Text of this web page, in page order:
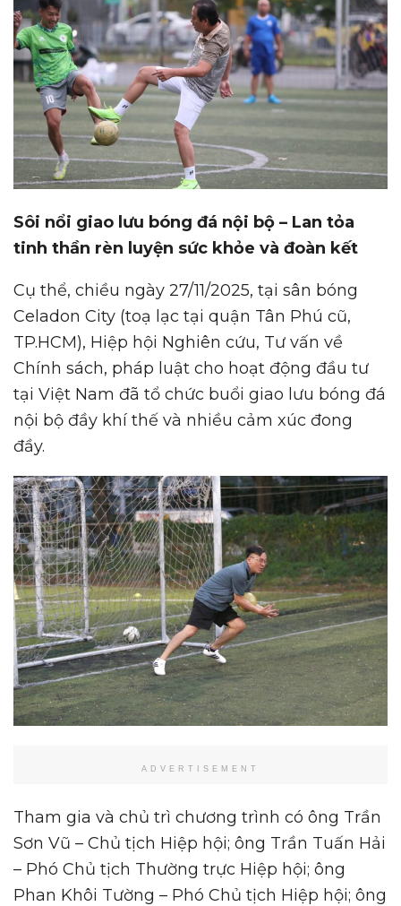
Sôi nổi giao lưu bóng đá nội bộ – Lan tỏa
tinh thần rèn luyện sức khỏe và đoàn kết
Cụ thể, chiều ngày 27/11/2025, tại sân bóng
Celadon City (toạ lạc tại quận Tân Phú cũ,
TP.HCM), Hiệp hội Nghiên cứu, Tư vấn về
Chính sách, pháp luật cho hoạt động đầu tư
tại Việt Nam đã tổ chức buổi giao lưu bóng đá
nội bộ đầy khí thế và nhiều cảm xúc đong
đầy.
ADVERTISEMENT
Tham gia và chủ trì chương trình có ông Trần
Sơn Vũ – Chủ tịch Hiệp hội; ông Trần Tuấn Hải
– Phó Chủ tịch Thường trực Hiệp hội; ông
Phan Khôi Tường – Phó Chủ tịch Hiệp hội; ông